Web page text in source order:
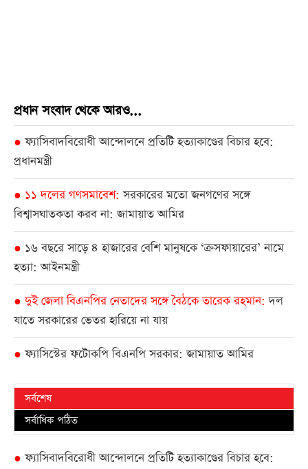
প্রধান সংবাদ থেকে আরও...
● ফ্যাসিবাদবিরোধী আন্দোলনে প্রতিটি হত্যাকাণ্ডের বিচার হবে:
প্রধানমন্ত্রী
● ১১ দলের গণসমাবেশ সরকারের মতো জনগণের সঙ্গে
বিশ্বাসঘাতকতা করব না: জামায়াত আমির
● ১৬ বছরে সাড়ে ৪ হাজারের বেশি মানুষকে ‘ক্রসফায়ারের’ নামে
হত্যা: আইনমন্ত্রী
● দুই জেলা বিএনপির নেতাদের সঙ্গে বৈঠকে তারেক রহমান দল
যাতে সরকারের ভেতর হারিয়ে না যায়
● ফ্যাসিস্টের ফটোকপি বিএনপি সরকার: জামায়াত আমির
সর্বশেষ
সর্বাধিক পঠিত
● ফ্যাসিবাদবিরোধী আন্দোলনে প্রতিটি হত্যাকাণ্ডের বিচার হবে: